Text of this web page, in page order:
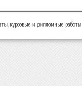
курсовые и дипломные работы